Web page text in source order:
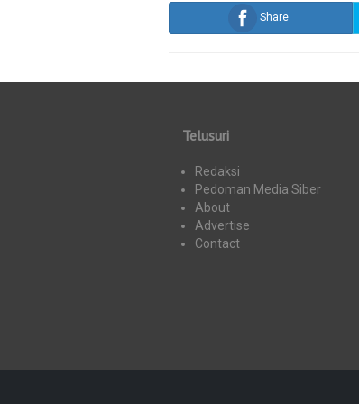
Share
Telusuri
Redaksi
Pedoman Media Siber
About
Advertise
Contact